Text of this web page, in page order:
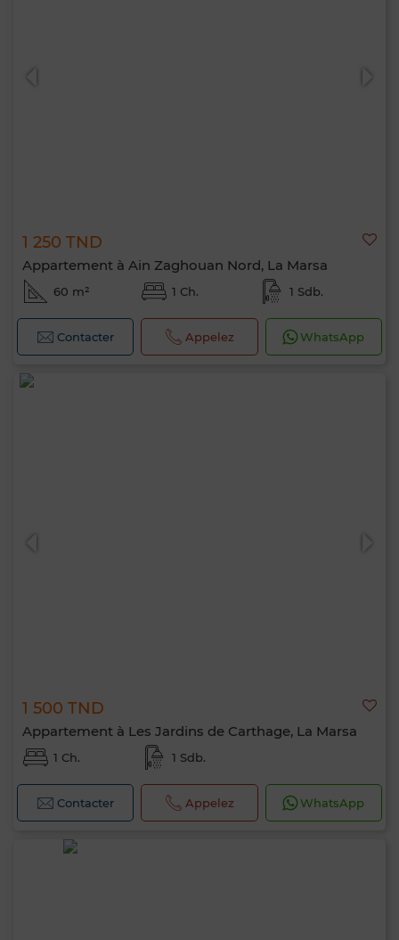
1 250 TND
Appartement à Ain Zaghouan Nord, La Marsa
60 m² 1 Ch. 1 Sdb.
Contacter Appelez WhatsApp
1 500 TND
Appartement à Les Jardins de Carthage, La Marsa
1 Ch. 1 Sdb.
Contacter Appelez WhatsApp